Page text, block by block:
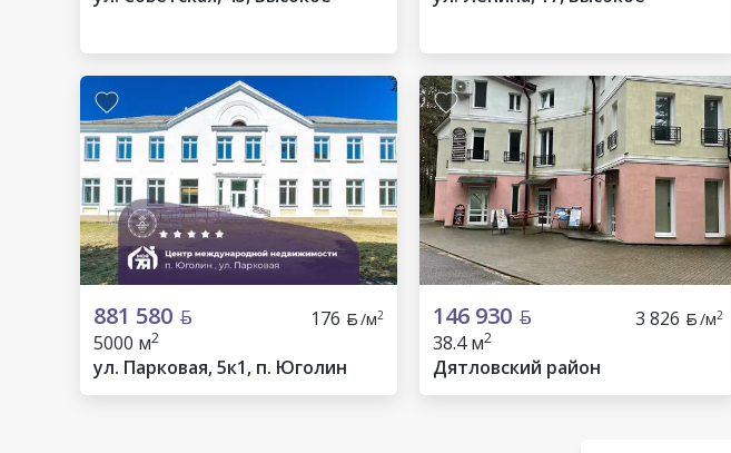
881 580 176 /м2
5000 м2
ул. Парковая, 5к1, п. Юголин
146 930 3 826 /м2
38.4 м2
Дятловский район